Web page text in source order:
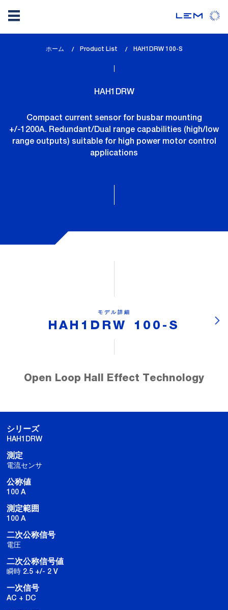
ホーム Product List
lem_current_page
HAH1DRW 100-S
HAH1DRW
Compact current sensor for busbar mounting
+/-1200A. Redundant/Dual range capabilities (high/low
range outputs) suitable for high power motor control
applications
モデル詳細
HAH1DRW 100-S
Open Loop Hall Effect Technology
シリーズ
HAH1DRW
測定
電流センサ
公称値
100 A
測定範囲
100 A
二次公称信号
電圧
二次公称信号値
瞬時 2.5 +/- 2 V
一次信号
AC + DC